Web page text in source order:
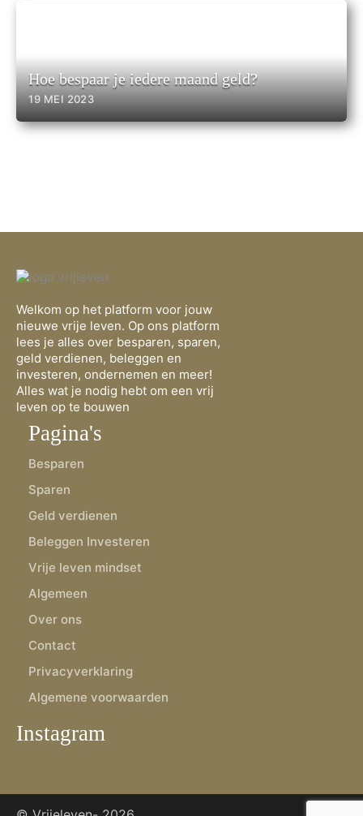
Hoe bespaar je iedere maand geld?
19 MEI 2023
Welkom op het platform voor jouw
nieuwe vrije leven. Op ons platform
lees je alles over besparen, sparen,
geld verdienen, beleggen en
investeren, ondernemen en meer!
Alles wat je nodig hebt om een vrij
leven op te bouwen
Pagina's
Besparen
Sparen
Geld verdienen
Beleggen Investeren
Vrije leven mindset
Algemeen
Over ons
Contact
Privacyverklaring
Algemene voorwaarden
Instagram